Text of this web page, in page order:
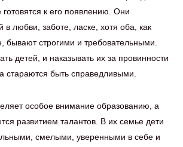
готовятся к его появлению. Они
в любви, заботе, ласке, хотя оба, как
бывают строгими и требовательными.
детей, и наказывать их за провинности
стараются быть справедливыми.
особое внимание образованию, а
развитием талантов. В их семье дети
смелыми, уверенными в себе и